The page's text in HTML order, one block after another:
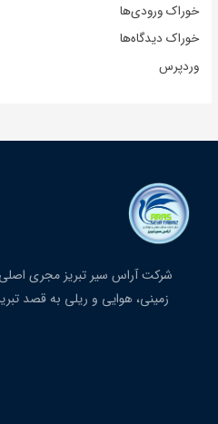
خوراک ورودی‌ها
خوراک دیدگاه‌ها
وردپرس
شرکت آراس سیر تبریز مجری اصلی
زمینی، هوایی و ریلی به قصد